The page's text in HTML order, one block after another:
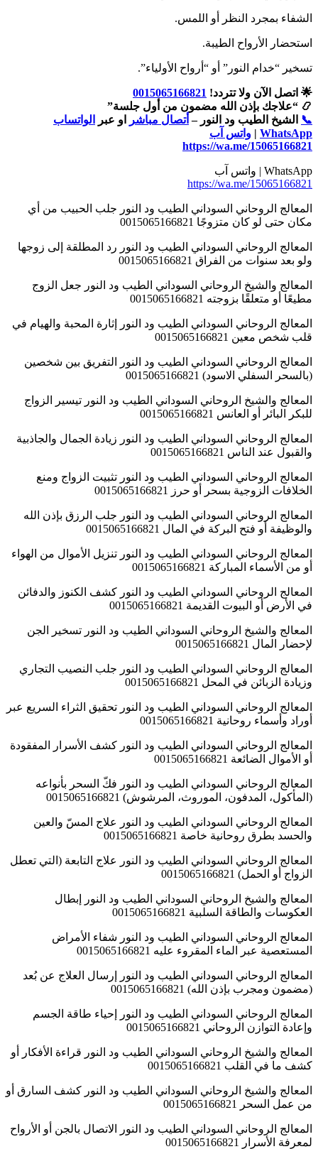
الشفاء بمجرد النظر أو اللمس.
استحضار الأرواح الطيبة.
تسخير “خدام النور” أو “أرواح الأولياء”.
🌟 اتصل الآن ولا تتردد! 0015065166821
📿 “علاجك بإذن الله مضمون من أول جلسة”
📞
الشيخ الطيب ود النور – أتصال مباشر او عبر
الواتساب
WhatsApp
| واتس آب
https://wa.me/15065166821
WhatsApp | واتس آب
https://wa.me/15065166821
المعالج الروحاني السوداني الطيب ود النور جلب الحبيب من أي
مكان حتى لو كان متزوجًا 0015065166821
المعالج الروحاني السوداني الطيب ود النور رد المطلقة إلى زوجها
ولو بعد سنوات من الفراق 0015065166821
المعالج والشيخ الروحاني السوداني الطيب ود النور جعل الزوج
مطيعًا أو متعلقًا بزوجته 0015065166821
المعالج الروحاني السوداني الطيب ود النور إثارة المحبة والهيام في
قلب شخص معين 0015065166821
المعالج الروحاني السوداني الطيب ود النور التفريق بين شخصين
(بالسحر السفلي الاسود) 0015065166821
المعالج والشيخ الروحاني السوداني الطيب ود النور تيسير الزواج
للبكر البائر أو العانس 0015065166821
المعالج الروحاني السوداني الطيب ود النور زيادة الجمال والجاذبية
والقبول عند الناس 0015065166821
المعالج الروحاني السوداني الطيب ود النور تثبيت الزواج ومنع
الخلافات الزوجية بسحر أو حرز 0015065166821
المعالج الروحاني السوداني الطيب ود النور جلب الرزق بإذن الله
والوظيفة أو فتح البركة في المال 0015065166821
المعالج الروحاني السوداني الطيب ود النور تنزيل الأموال من الهواء
أو من الأسماء المباركة 0015065166821
المعالج الروحاني السوداني الطيب ود النور كشف الكنوز والدفائن
في الأرض أو البيوت القديمة 0015065166821
المعالج والشيخ الروحاني السوداني الطيب ود النور تسخير الجن
لإحضار المال 0015065166821
المعالج الروحاني السوداني الطيب ود النور جلب النصيب التجاري
وزيادة الزبائن في المحل 0015065166821
المعالج الروحاني السوداني الطيب ود النور تحقيق الثراء السريع عبر
أوراد وأسماء روحانية 0015065166821
المعالج الروحاني السوداني الطيب ود النور كشف الأسرار المفقودة
أو الأموال الضائعة 0015065166821
المعالج الروحاني السوداني الطيب ود النور فكّ السحر بأنواعه
(المأكول، المدفون، الموروث، المرشوش) 0015065166821
المعالج الروحاني السوداني الطيب ود النور علاج المسّ والعين
والحسد بطرق روحانية خاصة 0015065166821
المعالج الروحاني السوداني الطيب ود النور علاج التابعة (التي تعطل
الزواج أو الحمل) 0015065166821
المعالج والشيخ الروحاني السوداني الطيب ود النور إبطال
العكوسات والطاقة السلبية 0015065166821
المعالج الروحاني السوداني الطيب ود النور شفاء الأمراض
المستعصية عبر الماء المقروء عليه 0015065166821
المعالج الروحاني السوداني الطيب ود النور إرسال العلاج عن بُعد
(مضمون ومجرب بإذن الله) 0015065166821
المعالج الروحاني السوداني الطيب ود النور إحياء طاقة الجسم
وإعادة التوازن الروحاني 0015065166821
المعالج والشيخ الروحاني السوداني الطيب ود النور قراءة الأفكار أو
كشف ما في القلب 0015065166821
المعالج والشيخ الروحاني السوداني الطيب ود النور كشف السارق أو
من عمل السحر 0015065166821
المعالج الروحاني السوداني الطيب ود النور الاتصال بالجن أو الأرواح
لمعرفة الأسرار 0015065166821